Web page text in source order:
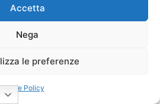
Accetta
Nega
le preferenze
Policy